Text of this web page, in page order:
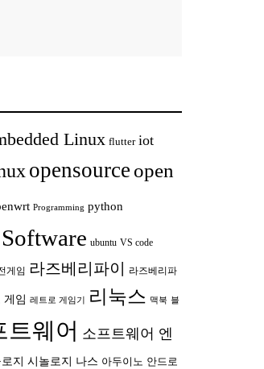
Linux flutter iot
opensource open
Programming python
Software ubuntu VS code
게임 라즈베리파이 라즈베리파
게임 레트로 게임기 리눅스 맥북 블
트웨어 소프트웨어 엔
지 시놀로지 나스 아두이노 안드로